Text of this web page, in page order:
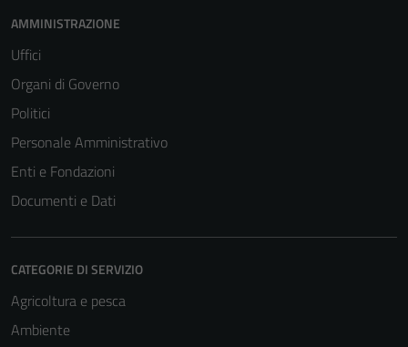
AMMINISTRAZIONE
Uffici
Organi di Governo
Politici
Personale Amministrativo
Enti e Fondazioni
Documenti e Dati
CATEGORIE DI SERVIZIO
Agricoltura e pesca
Ambiente